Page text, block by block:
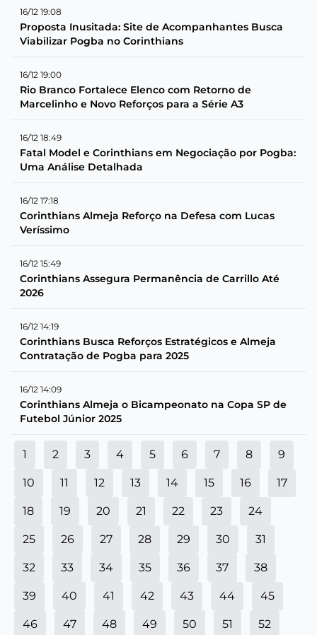
16/12 19:08
Proposta Inusitada: Site de Acompanhantes Busca
Viabilizar Pogba no Corinthians
16/12 19:00
Rio Branco Fortalece Elenco com Retorno de
Marcelinho e Novo Reforços para a Série A3
16/12 18:49
Fatal Model e Corinthians em Negociação por Pogba:
Uma Análise Detalhada
16/12 17:18
Corinthians Almeja Reforço na Defesa com Lucas
Veríssimo
16/12 15:49
Corinthians Assegura Permanência de Carrillo Até
2026
16/12 14:19
Corinthians Busca Reforços Estratégicos e Almeja
Contratação de Pogba para 2025
16/12 14:09
Corinthians Almeja o Bicampeonato na Copa SP de
Futebol Júnior 2025
1 2 3 4 5 6 7 8 9
10 11 12 13 14 15 16 17
18 19 20 21 22 23 24
25 26 27 28 29 30 31
32 33 34 35 36 37 38
39 40 41 42 43 44 45
46 47 48 49 50 51 52